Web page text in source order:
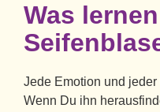
Was
Jede Emotion und
Wenn Du ihn